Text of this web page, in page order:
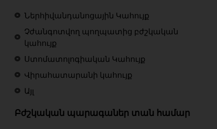
Ներհիվանդանոցային Կահույք
Չժանգոտվող պողպատից բժշկական
կահույք
Ստոմատոլոգիական Կահույք
Վիրահատարանի կահույք
Այլ
Բժշկական պարագաներ տան համար